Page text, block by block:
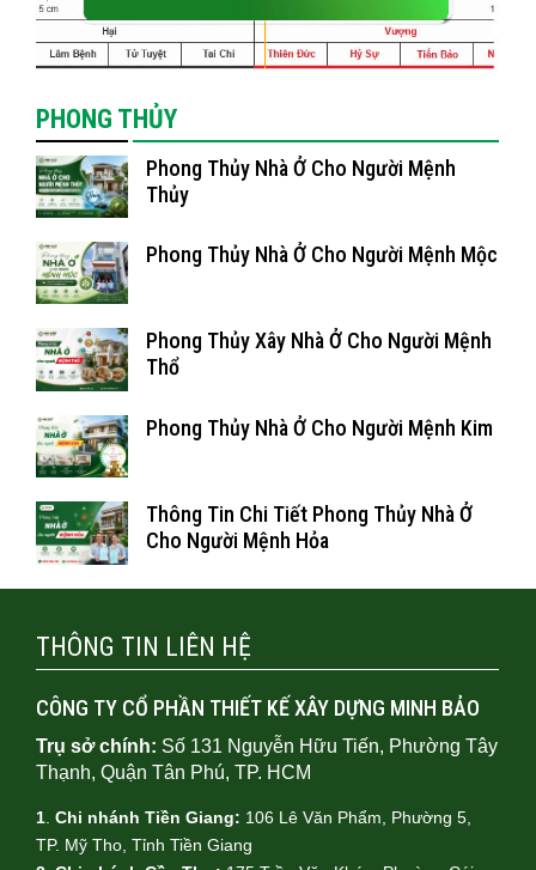
PHONG THỦY
Phong Thủy Nhà Ở Cho Người Mệnh
Thủy
Phong Thủy Nhà Ở Cho Người Mệnh Mộc
Phong Thủy Xây Nhà Ở Cho Người Mệnh
Thổ
Phong Thủy Nhà Ở Cho Người Mệnh Kim
Thông Tin Chi Tiết Phong Thủy Nhà Ở
Cho Người Mệnh Hỏa
THÔNG TIN LIÊN HỆ
CÔNG TY CỔ PHẦN THIẾT KẾ XÂY DỰNG MINH BẢO
Trụ sở chính: Số 131 Nguyễn Hữu Tiến, Phường Tây
Thạnh, Quận Tân Phú, TP. HCM
1 Chi nhánh Tiền Giang: 106 Lê Văn Phẩm, Phường 5,
TP. Mỹ Tho, Tỉnh Tiền Giang